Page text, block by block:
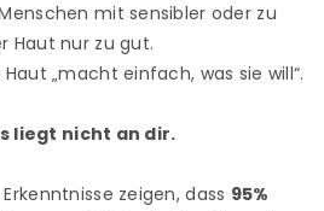
mit sensibler oder zu
Haut nur zu gut.
„macht einfach, was sie will“.
liegt nicht an dir.
zeigen, dass 95%